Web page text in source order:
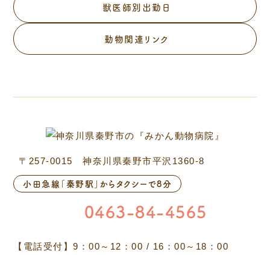
獣医師別出勤日
動物関連リンク
〒257-0015 神奈川県秦野市平沢1360-8
小田急線「秦野駅」からタクシーで8分
0463-84-4565
【電話受付】9：00～12：00 / 16：00～18：00